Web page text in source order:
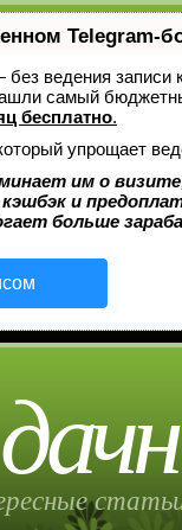
Telegram-
без ведения
самый
бесплатно.
упрощает
им о
кэшбэк и
больше